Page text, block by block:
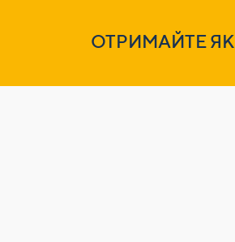
ОТРИМАЙТЕ